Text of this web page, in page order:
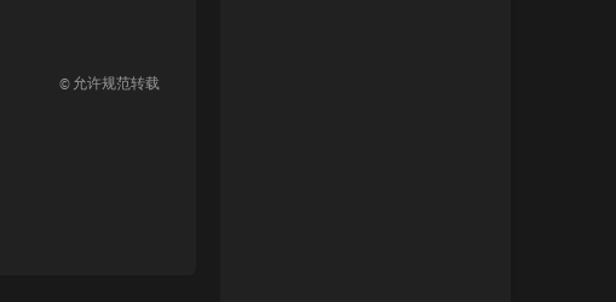
© 允许规范转载